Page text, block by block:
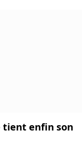
tient enfin son